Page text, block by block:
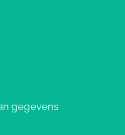
gegevens